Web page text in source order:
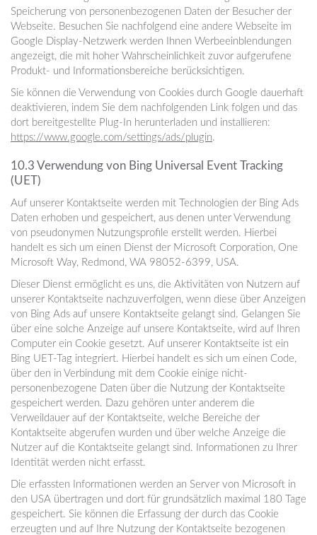
Speicherung von personenbezogenen Daten der Besucher der
Webseite. Besuchen Sie nachfolgend eine andere Webseite im
Google Display-Netzwerk werden Ihnen Werbeeinblendungen
angezeigt, die mit hoher Wahrscheinlichkeit zuvor aufgerufene
Produkt- und Informationsbereiche berücksichtigen.
Sie können die Verwendung von Cookies durch Google dauerhaft
deaktivieren, indem Sie dem nachfolgenden Link folgen und das
dort bereitgestellte Plug-In herunterladen und installieren:
https://www.google.com/settings/ads/plugin.
10.3 Verwendung von Bing Universal Event Tracking
(UET)
Auf unserer Kontaktseite werden mit Technologien der Bing Ads
Daten erhoben und gespeichert, aus denen unter Verwendung
von pseudonymen Nutzungsprofile erstellt werden. Hierbei
handelt es sich um einen Dienst der Microsoft Corporation, One
Microsoft Way, Redmond, WA 98052-6399, USA.
Dieser Dienst ermöglicht es uns, die Aktivitäten von Nutzern auf
unserer Kontaktseite nachzuverfolgen, wenn diese über Anzeigen
von Bing Ads auf unsere Kontaktseite gelangt sind. Gelangen Sie
über eine solche Anzeige auf unsere Kontaktseite, wird auf Ihren
Computer ein Cookie gesetzt. Auf unserer Kontaktseite ist ein
Bing UET-Tag integriert. Hierbei handelt es sich um einen Code,
über den in Verbindung mit dem Cookie einige nicht-
personenbezogene Daten über die Nutzung der Kontaktseite
gespeichert werden. Dazu gehören unter anderem die
Verweildauer auf der Kontaktseite, welche Bereiche der
Kontaktseite abgerufen wurden und über welche Anzeige die
Nutzer auf die Kontaktseite gelangt sind. Informationen zu Ihrer
Identität werden nicht erfasst.
Die erfassten Informationen werden an Server von Microsoft in
den USA übertragen und dort für grundsätzlich maximal 180 Tage
gespeichert. Sie können die Erfassung der durch das Cookie
erzeugten und auf Ihre Nutzung der Kontaktseite bezogenen